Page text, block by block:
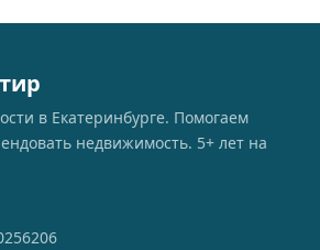
в Екатеринбурге. Помогаем
недвижимость. 5+ лет на